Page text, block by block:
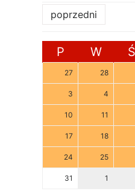
poprzedni
P W Ś
27 28
3 4
10 11
17 18
24 25
31 1